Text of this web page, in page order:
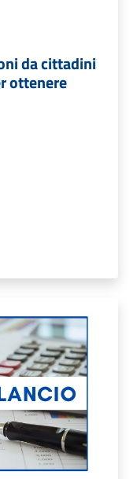
da cittadini
ottenere